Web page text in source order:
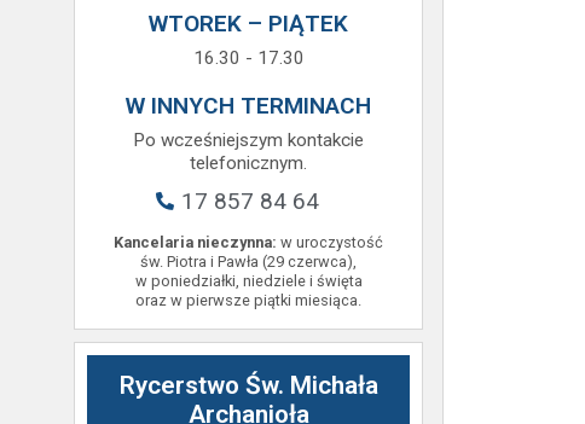
WTOREK – PIĄTEK
16.30 - 17.30
W INNYCH TERMINACH
Po wcześniejszym kontakcie
telefonicznym.
17 857 84 64
Kancelaria nieczynna: w uroczystość
św. Piotra i Pawła (29 czerwca),
w poniedziałki, niedziele i święta
oraz w pierwsze piątki miesiąca.
Rycerstwo Św. Michała
Archanioła